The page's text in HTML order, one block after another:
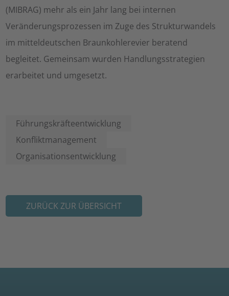
(MIBRAG) mehr als ein Jahr lang bei internen
Veränderungsprozessen im Zuge des Strukturwandels
im mitteldeutschen Braunkohlerevier beratend
begleitet. Gemeinsam wurden Handlungsstrategien
erarbeitet und umgesetzt.
Führungskräfteentwicklung
Konfliktmanagement
Organisationsentwicklung
ZURÜCK ZUR ÜBERSICHT